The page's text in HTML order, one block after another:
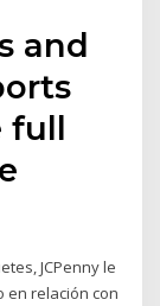
and
full
JCPenny le
en relación con